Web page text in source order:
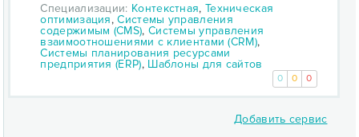
Специализации: Контекстная, Техническая
оптимизация,Системы управления
содержимым (CMS), Системы управления
взаимоотношениями с клиентами (CRM),
Системы планирования ресурсами
предприятия (ERP), Шаблоны для сайтов
0 0 0
Добавить сервис